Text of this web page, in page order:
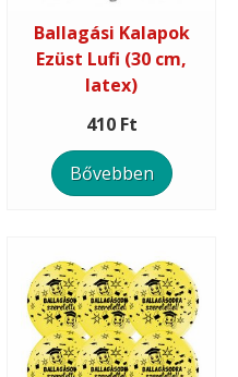
Ballagási Kalapok
Ezüst Lufi (30 cm,
latex)
410 Ft
Bővebben